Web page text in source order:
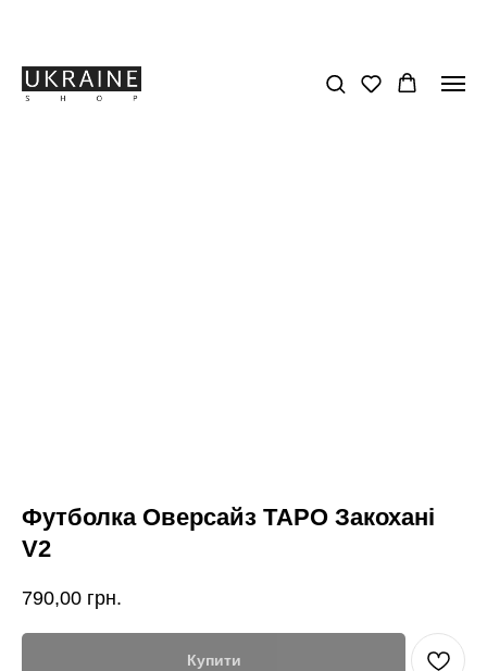
Футболка Оверсайз ТАРО Закохані
V2
790,00 грн.
Купити